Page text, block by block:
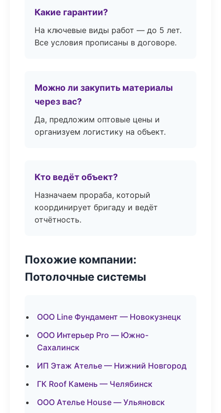
Какие гарантии?
На ключевые виды работ — до 5 лет.
Все условия прописаны в договоре.
Можно ли закупить материалы
через вас?
Да, предложим оптовые цены и
организуем логистику на объект.
Кто ведёт объект?
Назначаем прораба, который
координирует бригаду и ведёт
отчётность.
Похожие компании:
Потолочные системы
ООО Line Фундамент — Новокузнецк
ООО Интерьер Pro — Южно-
Сахалинск
ИП Этаж Ателье — Нижний Новгород
ГК Roof Камень — Челябинск
ООО Ателье House — Ульяновск